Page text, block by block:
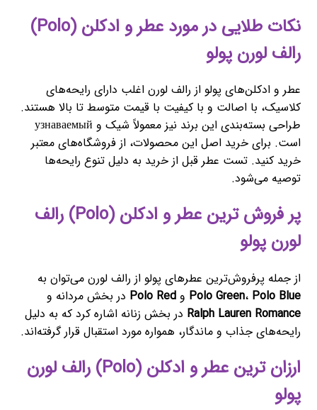
نکات طلایی در مورد عطر و ادکلن (Polo)
رالف لورن پولو
عطر و ادکلن‌های پولو از رالف لورن اغلب دارای رایحه‌های
کلاسیک، با اصالت و با کیفیت با قیمت متوسط تا بالا هستند.
طراحی بسته‌بندی این برند نیز معمولاً شیک و узнаваемый
است. برای خرید اصل این محصولات، از فروشگاه‌های معتبر
خرید کنید. تست عطر قبل از خرید به دلیل تنوع رایحه‌ها
توصیه می‌شود.
پر فروش ترین عطر و ادکلن (Polo) رالف
لورن پولو
از جمله پرفروش‌ترین عطرهای پولو از رالف لورن می‌توان به
Polo Green، Polo Blue و Polo Red در بخش مردانه و
Ralph Lauren Romance در بخش زنانه اشاره کرد که به دلیل
رایحه‌های جذاب و ماندگار، همواره مورد استقبال قرار گرفته‌اند.
ارزان ترین عطر و ادکلن (Polo) رالف لورن
پولو